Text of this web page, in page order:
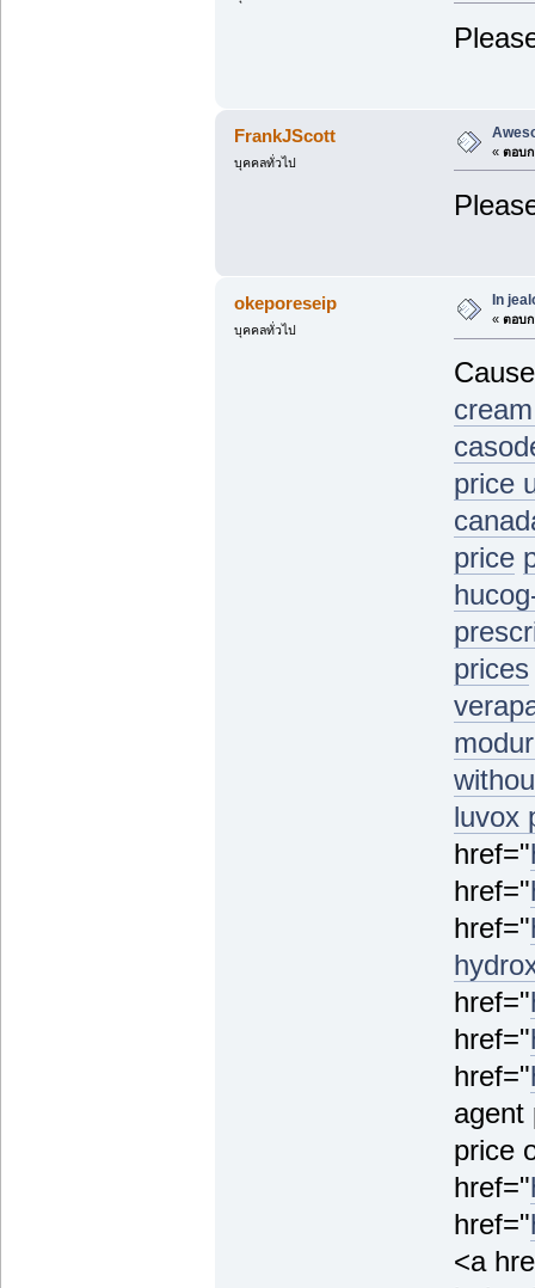
FrankJScott
บุคคลทั่วไป
« ตอบก
okeporeseip
บุคคลทั่วไป
In
« ตอบก
price
price
prices
luvox
href="
href="
href="
href="
href="
href="
agent
price
href="
href="
<a